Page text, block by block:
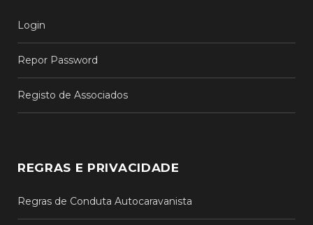
Login
Repor Password
Registo de Associados
REGRAS E PRIVACIDADE
Regras de Conduta Autocaravanista